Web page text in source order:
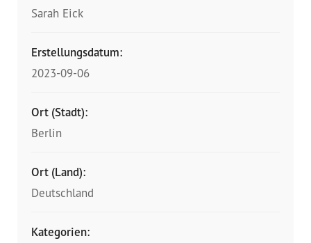
Sarah Eick
Erstellungsdatum:
2023-09-06
Ort (Stadt):
Berlin
Ort (Land):
Deutschland
Kategorien: